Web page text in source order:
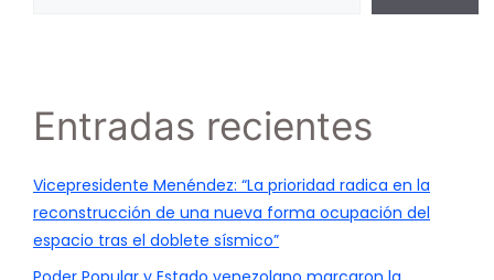
Entradas recientes
Vicepresidente Menéndez: “La prioridad radica en la
reconstrucción de una nueva forma ocupación del
espacio tras el doblete sísmico”